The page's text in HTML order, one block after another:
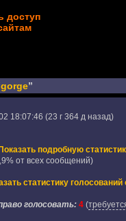
доступ
gorge”
18:07:46 (23 г 364 д назад)
подробную
от всех сообщений)
статистику голосований
голосовать: 4(